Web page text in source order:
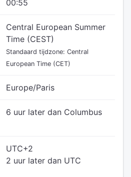
00:55
Central European Summer
Time (CEST)
Standaard tijdzone: Central
European Time (CET)
Europe/Paris
6 uur later dan Columbus
UTC+2
2 uur later dan UTC